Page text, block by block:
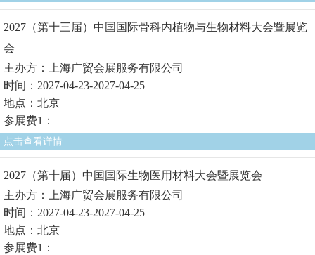
2027（第十三届）中国国际骨科内植物与生物材料大会暨展览
会
主办方：上海广贸会展服务有限公司
时间：2027-04-23-2027-04-25
地点：北京
参展费1：
点击查看详情
2027（第十届）中国国际生物医用材料大会暨展览会
主办方：上海广贸会展服务有限公司
时间：2027-04-23-2027-04-25
地点：北京
参展费1：